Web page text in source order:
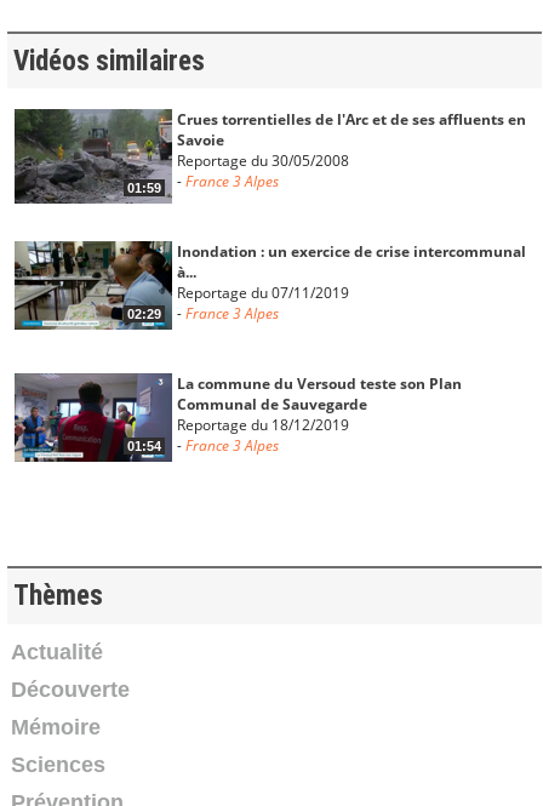
Vidéos similaires
01:59
Crues torrentielles de l'Arc et de ses affluents en
Savoie
Reportage du 30/05/2008
-France 3 Alpes
02:29
Inondation : un exercice de crise intercommunal
à...
Reportage du 07/11/2019
-France 3 Alpes
01:54
La commune du Versoud teste son Plan
Communal de Sauvegarde
Reportage du 18/12/2019
-France 3 Alpes
Thèmes
Actualité
Découverte
Mémoire
Sciences